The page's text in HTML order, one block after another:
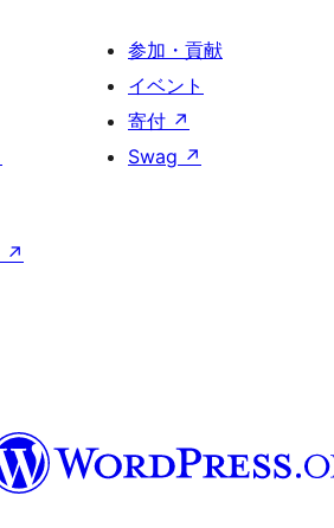
参加・貢献
イベント
寄付 ↗
Swag ↗
↗